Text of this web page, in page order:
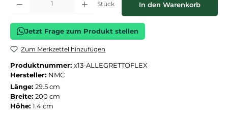
Stück In den Warenkorb
Jetzt Frage zum Produkt stellen
Zum Merkzettel hinzufügen
Produktnummer: x13-ALLEGRETTOFLEX
Hersteller: NMC
Länge: 29.5 cm
Breite: 200 cm
Höhe: 1.4 cm